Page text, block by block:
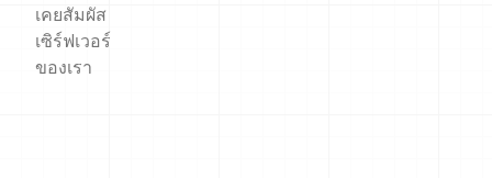
เคยสัมผัส
เซิร์ฟเวอร์
ของเรา